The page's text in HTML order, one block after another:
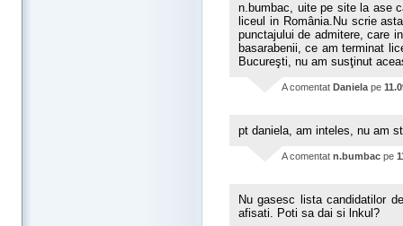
n.bumbac, uite pe site la ase
liceul in România.Nu scrie
punctajului de admitere, care
basarabenii, ce am terminat
Bucureşti, nu am susţinut
A comentat Daniela pe
pt daniela, am inteles, nu am
A comentat n.bumbac pe
Nu gasesc lista candidatilor
afisati. Poti sa dai si lnkul?